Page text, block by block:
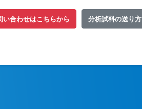
い合わせはこちらから 分析試料の送り方